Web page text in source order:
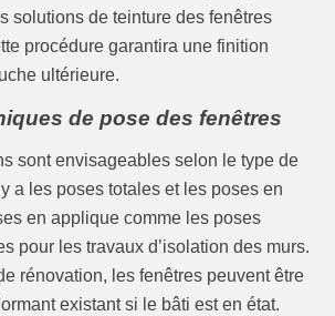
solutions de teinture des fenêtres
procédure garantira une finition
ultérieure.
de pose des fenêtres
sont envisageables selon le type de
a les poses totales et les poses en
en applique comme les poses
pour les travaux d’isolation des murs.
rénovation, les fenêtres peuvent être
existant si le bâti est en état.